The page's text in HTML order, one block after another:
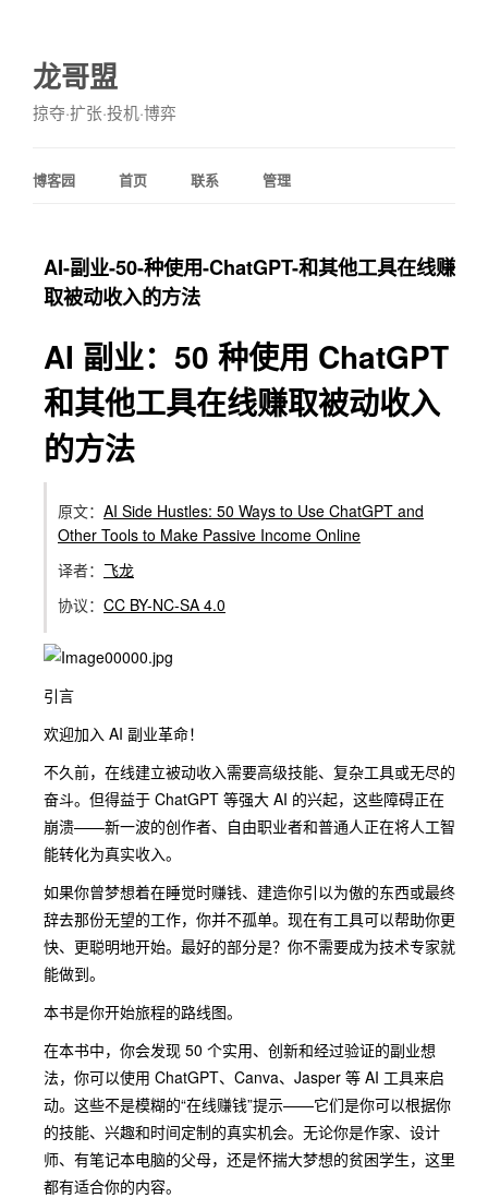
龙哥盟
掠夺·扩张·投机·博弈
博客园 首页 联系 管理
AI-副业-50-种使用-ChatGPT-和其他工具在线赚
取被动收入的方法
AI 副业：50 种使用 ChatGPT
和其他工具在线赚取被动收入
的方法
原文： AI Side Hustles: 50 Ways to Use ChatGPT and
Other Tools to Make Passive Income Online
译者： 飞龙
协议： CC BY-NC-SA 4.0
引言
欢迎加入 AI 副业革命！
不久前，在线建立被动收入需要高级技能、复杂工具或无尽的
奋斗。但得益于 ChatGPT 等强大 AI 的兴起，这些障碍正在
崩溃——新一波的创作者、自由职业者和普通人正在将人工智
能转化为真实收入。
如果你曾梦想着在睡觉时赚钱、建造你引以为傲的东西或最终
辞去那份无望的工作，你并不孤单。现在有工具可以帮助你更
快、更聪明地开始。最好的部分是？你不需要成为技术专家就
能做到。
本书是你开始旅程的路线图。
在本书中，你会发现 50 个实用、创新和经过验证的副业想
法，你可以使用 ChatGPT、Canva、Jasper 等 AI 工具来启
动。这些不是模糊的“在线赚钱”提示——它们是你可以根据你
的技能、兴趣和时间定制的真实机会。无论你是作家、设计
师、有笔记本电脑的父母，还是怀揣大梦想的贫困学生，这里
都有适合你的内容。